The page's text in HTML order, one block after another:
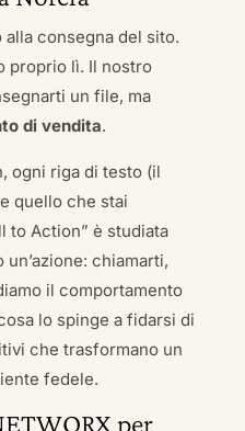
consegna del sito.
proprio lì. Il nostro
un file, ma
di vendita.
ogni riga di testo (il
quello che stai
to Action” è studiata
chiamarti,
il comportamento
lo spinge a fidarsi di
che trasformano un
fedele.
per